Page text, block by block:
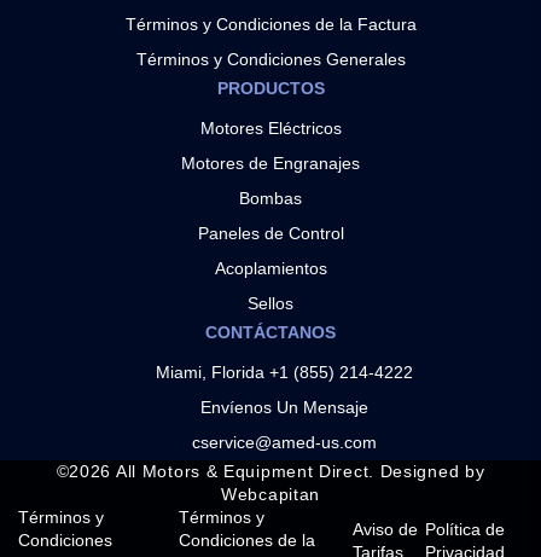
Términos y Condiciones de la Factura
Términos y Condiciones Generales
PRODUCTOS
Motores Eléctricos
Motores de Engranajes
Bombas
Paneles de Control
Acoplamientos
Sellos
CONTÁCTANOS
Miami, Florida +1 (855) 214-4222
Envíenos Un Mensaje
cservice@amed-us.com
©2026 All Motors & Equipment Direct. Designed by
Webcapitan
Términos y
Condiciones
Términos y
Condiciones de la
Aviso de
Tarifas
Política de
Privacidad